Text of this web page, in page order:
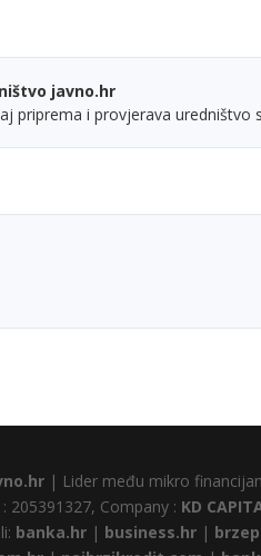
javno.hr
priprema i provjerava uredništvo
| Lider među mikro
205391327, Company : KD
banka.hr | business.hr |